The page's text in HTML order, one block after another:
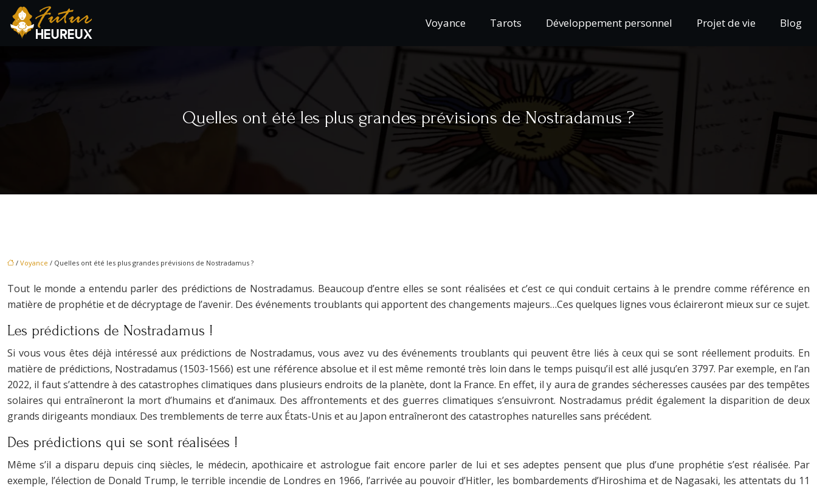
Voyance Tarots Développement personnel Projet de vie Blog
Quelles ont été les plus grandes prévisions de Nostradamus ?
/ Voyance / Quelles ont été les plus grandes prévisions de Nostradamus ?
Tout le monde a entendu parler des prédictions de Nostradamus. Beaucoup d’entre elles se sont réalisées et c’est ce qui conduit certains à le prendre comme référence en
matière de prophétie et de décryptage de l’avenir. Des événements troublants qui apportent des changements majeurs…Ces quelques lignes vous éclaireront mieux sur ce sujet.
Les prédictions de Nostradamus !
Si vous vous êtes déjà intéressé aux prédictions de Nostradamus, vous avez vu des événements troublants qui peuvent être liés à ceux qui se sont réellement produits. En
matière de prédictions, Nostradamus (1503-1566) est une référence absolue et il est même remonté très loin dans le temps puisqu’il est allé jusqu’en 3797. Par exemple, en l’an
2022, il faut s’attendre à des catastrophes climatiques dans plusieurs endroits de la planète, dont la France. En effet, il y aura de grandes sécheresses causées par des tempêtes
solaires qui entraîneront la mort d’humains et d’animaux. Des affrontements et des guerres climatiques s’ensuivront. Nostradamus prédit également la disparition de deux
grands dirigeants mondiaux. Des tremblements de terre aux États-Unis et au Japon entraîneront des catastrophes naturelles sans précédent.
Des prédictions qui se sont réalisées !
Même s’il a disparu depuis cinq siècles, le médecin, apothicaire et astrologue fait encore parler de lui et ses adeptes pensent que plus d’une prophétie s’est réalisée. Par
exemple, l’élection de Donald Trump, le terrible incendie de Londres en 1966, l’arrivée au pouvoir d’Hitler, les bombardements d’Hiroshima et de Nagasaki, les attentats du 11